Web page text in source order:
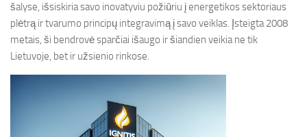
šalyse, išsiskiria savo inovatyviu požiūriu į energetikos sektoriaus
plėtrą ir tvarumo principų integravimą į savo veiklas. Įsteigta 2008
metais, ši bendrovė sparčiai išaugo ir šiandien veikia ne tik
Lietuvoje, bet ir užsienio rinkose.